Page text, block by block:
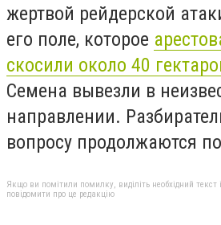
жертвой рейдерской
его поле, которое
скосили около 40
Семена вывезли в
направлении.
вопросу продолжаются
Якщо ви помітили помилку, виділіть необхідний текст
повідомити про це редакцію